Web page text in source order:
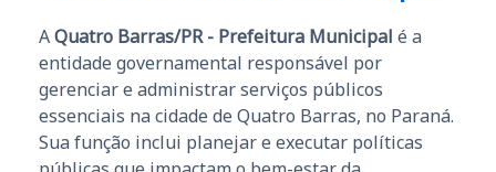
AQuatro Barras/PR - Prefeitura Municipal é a
entidade governamental responsável por
gerenciar e administrar serviços públicos
essenciais na cidade de Quatro Barras, no Paraná.
Sua função inclui planejar e executar políticas